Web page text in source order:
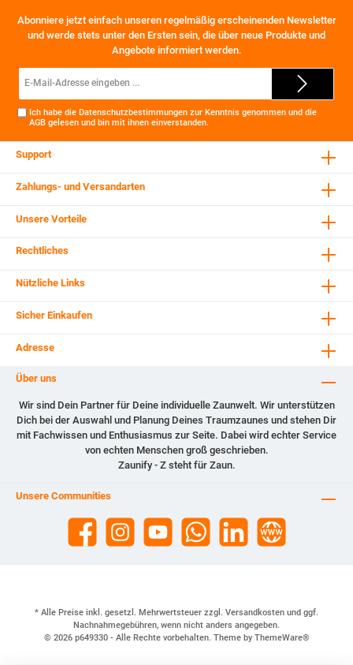
Abonniere jetzt einfach unseren regelmäßig erscheinenden Newsletter
und werde stets unter den Ersten sein, die über neue Produkte und
Angebote informiert werden.
Ich habe die Datenschutzbestimmungen zur Kenntnis genommen und die
AGB gelesen und bin mit ihnen einverstanden.
Support
Zahlungs- und Versandarten
Unsere Vorteile
Rechtliches
Nützliche Links
Sicher Einkaufen
Adresse
Über uns
Wir sind Dein Partner für Deine individuelle Zaunwelt. Wir unterstützen
Dich bei der Auswahl und Planung Deines Traumzaunes und stehen Dir
mit Fachwissen und Enthusiasmus zur Seite. Dabei wird echter Service
von echten Menschen groß geschrieben.
Zaunify - Z steht für Zaun.
Unsere Communities
* Alle Preise inkl. gesetzl. Mehrwertsteuer zzgl. Versandkosten und ggf.
Nachnahmegebühren, wenn nicht anders angegeben.
© 2026 p649330 - Alle Rechte vorbehalten. Theme by ThemeWare®